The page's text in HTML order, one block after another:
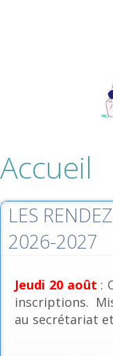
Accueil
LES
2026-2027
Jeudi 20 août :
inscriptions.
au secrétariat